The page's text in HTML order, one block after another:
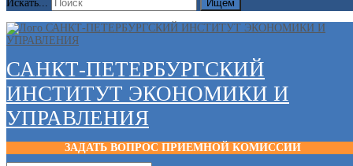
Искать...
Ищем
САНКТ-ПЕТЕРБУРГСКИЙ
ИНСТИТУТ ЭКОНОМИКИ И
УПРАВЛЕНИЯ
ЗАДАТЬ ВОПРОС ПРИЕМНОЙ КОМИССИИ